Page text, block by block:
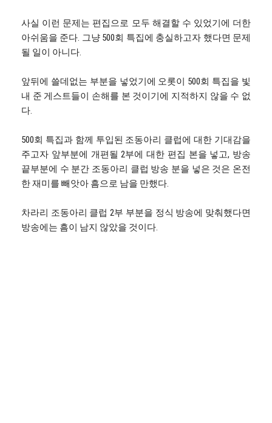
사실 이런 문제는 편집으로 모두 해결할 수 있었기에 더한
아쉬움을 준다. 그냥 500회 특집에 충실하고자 했다면 문제
될 일이 아니다.
앞뒤에 쓸데없는 부분을 넣었기에 오롯이 500회 특집을 빛
내 준 게스트들이 손해를 본 것이기에 지적하지 않을 수 없
다.
500회 특집과 함께 투입된 조동아리 클럽에 대한 기대감을
주고자 앞부분에 개편될 2부에 대한 편집 본을 넣고, 방송
끝부분에 수 분간 조동아리 클럽 방송 분을 넣은 것은 온전
한 재미를 빼앗아 흠으로 남을 만했다.
차라리 조동아리 클럽 2부 부분을 정식 방송에 맞춰했다면
방송에는 흠이 남지 않았을 것이다.